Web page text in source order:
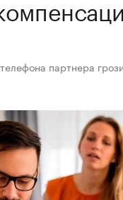
партнера